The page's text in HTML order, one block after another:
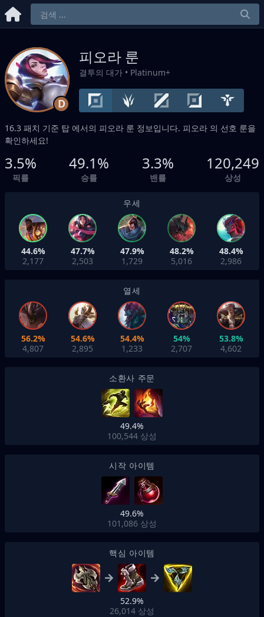
D
피오라 룬
결투의 대가 • Platinum+
16.3 패치 기준 탑 에서의 피오라 룬 정보입니다. 피오라 의 선호 룬을
확인하세요!
3.5%
픽률
49.1%
승률
3.3%
밴률
120,249
상성
우세
44.6%
2,177
47.7%
2,503
47.9%
1,729
48.2%
5,016
48.4%
2,986
열세
56.2%
4,807
54.6%
2,895
54.4%
1,233
54%
2,707
53.8%
4,602
소환사 주문
49.4%
100,544 상성
시작 아이템
49.6%
101,086 상성
핵심 아이템
52.9%
26,014 상성